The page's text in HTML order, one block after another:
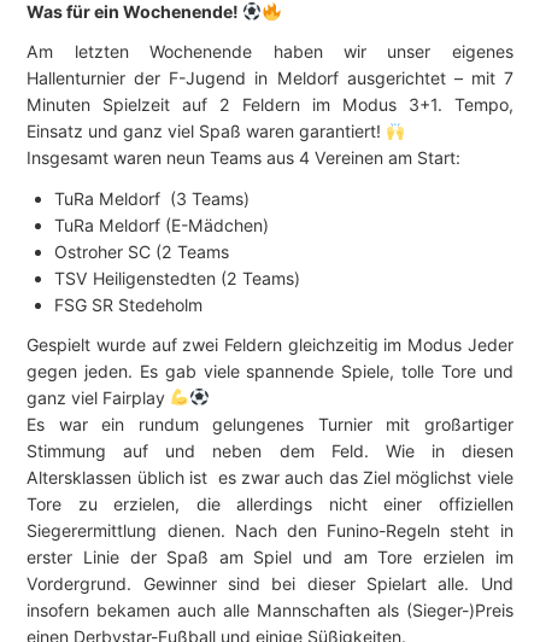
Was für ein Wochenende!
Am letzten Wochenende haben wir unser eigenes
Hallenturnier der F-Jugend in Meldorf ausgerichtet – mit 7
Minuten Spielzeit auf 2 Feldern im Modus 3+1. Tempo,
Einsatz und ganz viel Spaß waren garantiert!
Insgesamt waren neun Teams aus 4 Vereinen am Start:
TuRa Meldorf (3 Teams)
TuRa Meldorf (E-Mädchen)
Ostroher SC (2 Teams
TSV Heiligenstedten (2 Teams)
FSG SR Stedeholm
Gespielt wurde auf zwei Feldern gleichzeitig im Modus Jeder
gegen jeden. Es gab viele spannende Spiele, tolle Tore und
ganz viel Fairplay
Es war ein rundum gelungenes Turnier mit großartiger
Stimmung auf und neben dem Feld. Wie in diesen
Altersklassen üblich ist es zwar auch das Ziel möglichst viele
Tore zu erzielen, die allerdings nicht einer offiziellen
Siegerermittlung dienen. Nach den Funino-Regeln steht in
erster Linie der Spaß am Spiel und am Tore erzielen im
Vordergrund. Gewinner sind bei dieser Spielart alle. Und
insofern bekamen auch alle Mannschaften als (Sieger-)Preis
einen Derbystar-Fußball und einige Süßigkeiten.